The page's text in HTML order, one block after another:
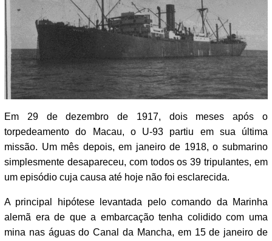
Em 29 de dezembro de 1917, dois meses após o
torpedeamento do Macau, o U-93 partiu em sua última
missão. Um mês depois, em janeiro de 1918, o submarino
simplesmente desapareceu, com todos os 39 tripulantes, em
um episódio cuja causa até hoje não foi esclarecida.
A principal hipótese levantada pelo comando da Marinha
alemã era de que a embarcação tenha colidido com uma
mina nas águas do Canal da Mancha, em 15 de janeiro de